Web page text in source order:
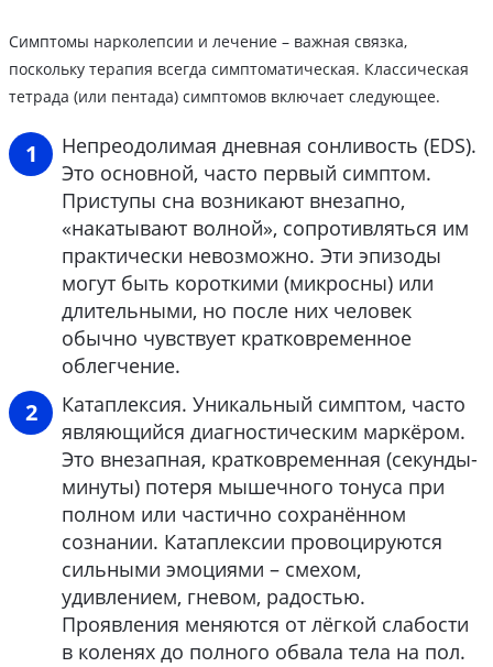
Симптомы нарколепсии и лечение – важная связка,
поскольку терапия всегда симптоматическая. Классическая
тетрада (или пентада) симптомов включает следующее.
Непреодолимая дневная сонливость (EDS).
Это основной, часто первый симптом.
Приступы сна возникают внезапно,
«накатывают волной», сопротивляться им
практически невозможно. Эти эпизоды
могут быть короткими (микросны) или
длительными, но после них человек
обычно чувствует кратковременное
облегчение.
Катаплексия. Уникальный симптом, часто
являющийся диагностическим маркёром.
Это внезапная, кратковременная (секунды-
минуты) потеря мышечного тонуса при
полном или частично сохранённом
сознании. Катаплексии провоцируются
сильными эмоциями – смехом,
удивлением, гневом, радостью.
Проявления меняются от лёгкой слабости
в коленях до полного обвала тела на пол.